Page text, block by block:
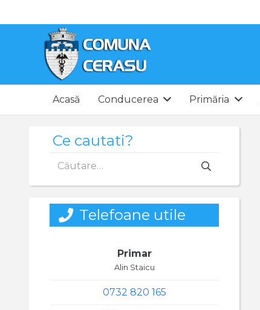
Acasă Conducerea Primăria
Ce cautati?
după:
Telefoane utile
Primar
Alin Staicu
0732 820 165